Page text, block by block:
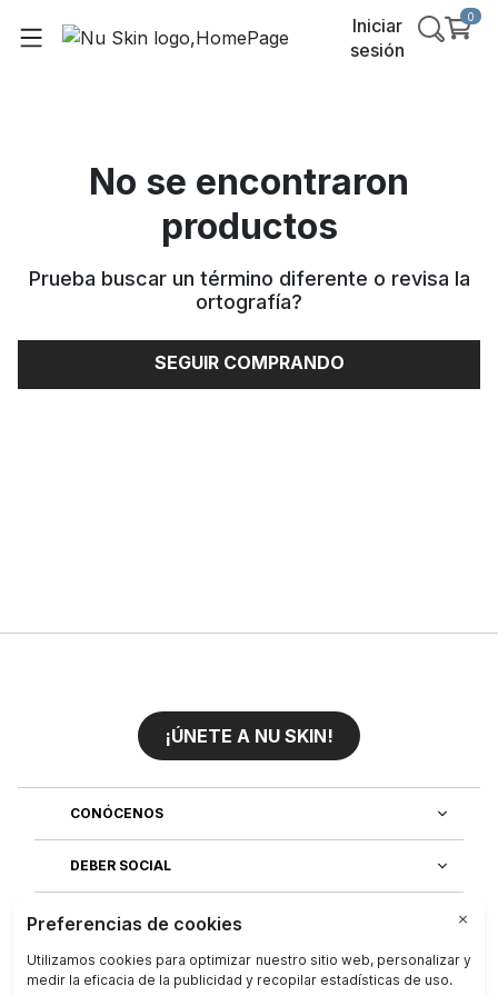
Iniciar
sesión
0
No se encontraron
productos
Prueba buscar un término diferente o revisa la
ortografía?
SEGUIR COMPRANDO
¡ÚNETE A NU SKIN!
CONÓCENOS
DEBER SOCIAL
ÚNETE AL EQUIPO
DESCUBRE NUESTRAS APLICACIONES